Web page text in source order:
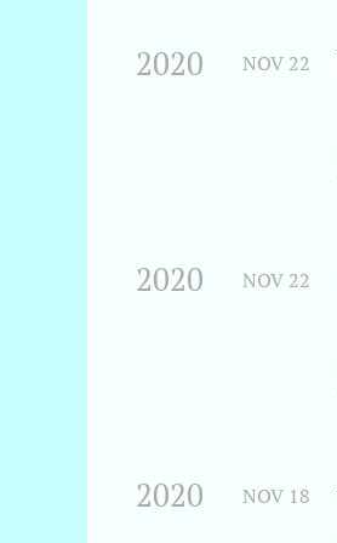
2020 NOV 22
2020 NOV 22
2020 NOV 18